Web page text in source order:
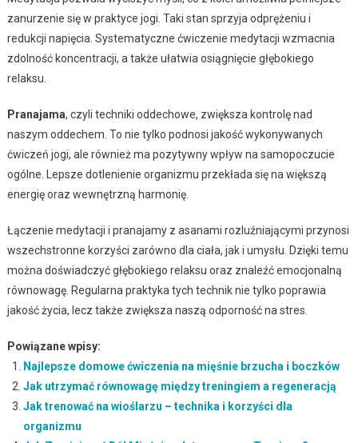
zanurzenie się w praktyce jogi. Taki stan sprzyja odprężeniu i
redukcji napięcia. Systematyczne ćwiczenie medytacji wzmacnia
zdolność koncentracji, a także ułatwia osiągnięcie głębokiego
relaksu.
Pranajama, czyli techniki oddechowe, zwiększa kontrolę nad
naszym oddechem. To nie tylko podnosi jakość wykonywanych
ćwiczeń jogi, ale również ma pozytywny wpływ na samopoczucie
ogólne. Lepsze dotlenienie organizmu przekłada się na większą
energię oraz wewnętrzną harmonię.
Łączenie medytacji i pranajamy z asanami rozluźniającymi przynosi
wszechstronne korzyści zarówno dla ciała, jak i umysłu. Dzięki temu
można doświadczyć głębokiego relaksu oraz znaleźć emocjonalną
równowagę. Regularna praktyka tych technik nie tylko poprawia
jakość życia, lecz także zwiększa naszą odporność na stres.
Powiązane wpisy:
Najlepsze domowe ćwiczenia na mięśnie brzucha i boczków
Jak utrzymać równowagę między treningiem a regeneracją
Jak trenować na wioślarzu – technika i korzyści dla
organizmu